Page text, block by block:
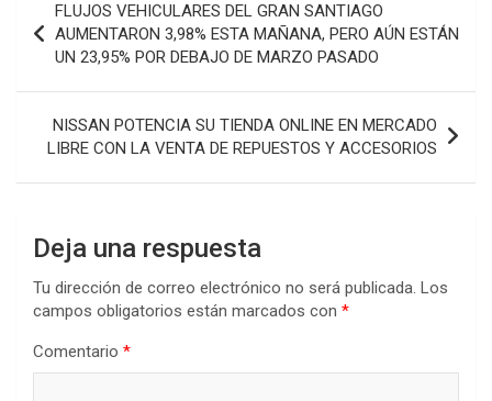
de
entradas
FLUJOS VEHICULARES DEL GRAN SANTIAGO
AUMENTARON 3,98% ESTA MAÑANA, PERO AÚN ESTÁN
UN 23,95% POR DEBAJO DE MARZO PASADO
NISSAN POTENCIA SU TIENDA ONLINE EN MERCADO
LIBRE CON LA VENTA DE REPUESTOS Y ACCESORIOS
Deja una respuesta
Tu dirección de correo electrónico no será publicada. Los
campos obligatorios están marcados con *
Comentario *